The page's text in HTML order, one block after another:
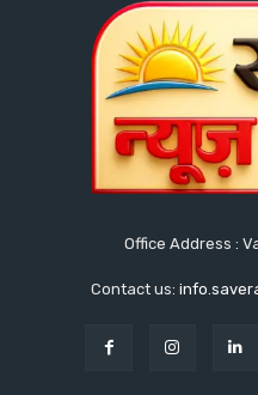
Office Address :
Contact us: